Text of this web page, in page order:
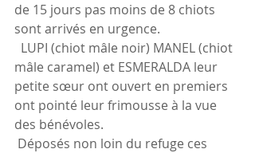
de 15 jours pas moins de 8 chiots
sont arrivés en urgence.
mâle caramel) et ESMERALDA leur
petite sœur ont ouvert en premiers
ont pointé leur frimousse à la vue
des bénévoles.